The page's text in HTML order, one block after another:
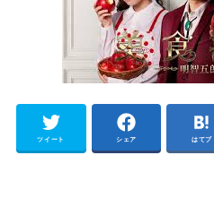
ツイート シェア はてブ